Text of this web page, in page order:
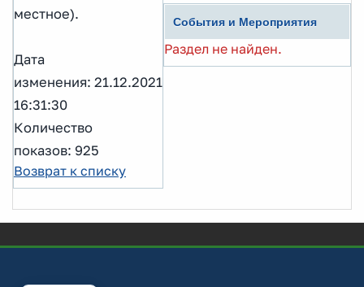
местное).
Дата
изменения: 21.12.2021
16:31:30
Количество
показов: 925
Возврат к списку
События и Мероприятия
Раздел не найден.